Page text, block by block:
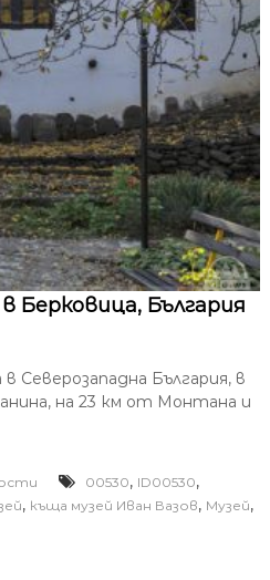
Берковица, България
Северозападна България, в
на 23 км от Монтана и
00530, ID00530,
, къща музей Иван Вазов, Музей,